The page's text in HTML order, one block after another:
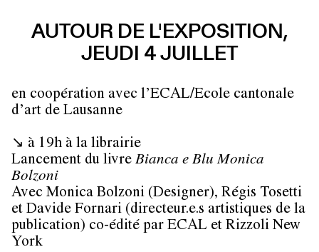
AUTOUR DE L'EXPOSITION,
JEUDI 4 JUILLET
en coopération avec l’ECAL/Ecole cantonale
d’art de Lausanne
↘ à 19h à la librairie
Lancement du livre Bianca e Blu Monica
Bolzoni
Avec Monica Bolzoni (Designer), Régis Tosetti
et Davide Fornari (directeur.e.s artistiques de la
publication) co-édité par ECAL et Rizzoli New
York